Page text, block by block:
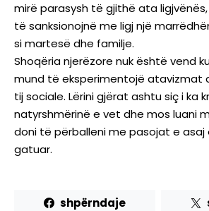
mirë parasysh të gjithë ata
të sanksionojnë me ligj një
si martesë dhe familje.
Shoqëria njerëzore nuk është vend
mund të eksperimentojë atavizmat
tij sociale. Lërini gjërat ashtu siç i ka
natyrshmërinë e vet dhe mos luani
doni të përballeni me pasojat e asaj
gatuar.
shpërndaje